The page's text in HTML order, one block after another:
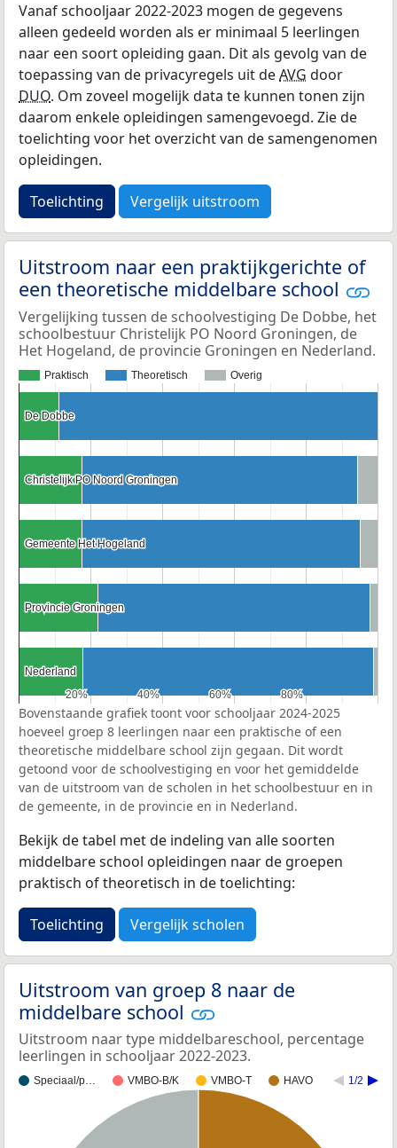
Vanaf schooljaar 2022-2023 mogen de gegevens
alleen gedeeld worden als er minimaal 5 leerlingen
naar een soort opleiding gaan. Dit als gevolg van de
toepassing van de privacyregels uit deAVG door
DUO. Om zoveel mogelijk data te kunnen tonen zijn
daarom enkele opleidingen samengevoegd. Zie de
toelichting voor het overzicht van de samengenomen
opleidingen.
Toelichting Vergelijk uitstroom
Uitstroom naar een praktijkgerichte of
een theoretische middelbare school
Vergelijking tussen de schoolvestiging De Dobbe, het
schoolbestuur Christelijk PO Noord Groningen, de
Het Hogeland, de provincie Groningen en Nederland.
Praktisch Theoretisch Overig
20%
20% 40%
40% 60%
60% 80%
80%
De Dobbe
De Dobbe
Christelijk PO Noord Groningen
Christelijk PO Noord Groningen
Gemeente Het Hogeland
Gemeente Het Hogeland
Provincie Groningen
Provincie Groningen
Nederland
Nederland
Bovenstaande grafiek toont voor schooljaar 2024-2025
hoeveel groep 8 leerlingen naar een praktische of een
theoretische middelbare school zijn gegaan. Dit wordt
getoond voor de schoolvestiging en voor het gemiddelde
van de uitstroom van de scholen in het schoolbestuur en in
de gemeente, in de provincie en in Nederland.
Bekijk de tabel met de indeling van alle soorten
middelbare school opleidingen naar de groepen
praktisch of theoretisch in de toelichting:
Toelichting Vergelijk scholen
Uitstroom van groep 8 naar de
middelbare school
Uitstroom naar type middelbareschool, percentage
leerlingen in schooljaar 2022-2023.
Speciaal/p… VMBO-B/K VMBO-T HAVO 1/2